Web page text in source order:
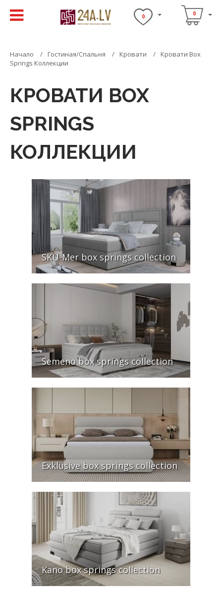
0 0
Начало Гостиная/Спальня Кровати
Кровати Box
Springs Коллекции
КРОВАТИ BOX
SPRINGS
КОЛЛЕКЦИИ
SKU-Mer box springs collection
Semeno box springs collection
Exklusive box springs collection
Kano box springs collection